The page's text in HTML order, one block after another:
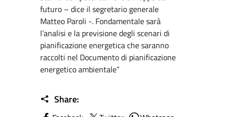
futuro – dice il segretario generale
Matteo Paroli -. Fondamentale sarà
l’analisi e la previsione degli scenari di
pianificazione energetica che saranno
raccolti nel Documento di pianificazione
energetico ambientale”
Share: